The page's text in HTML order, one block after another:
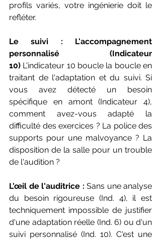
profils variés, votre ingénierie doit le
refléter.
Le suivi : L'accompagnement
personnalisé (Indicateur
10) L'indicateur 10 boucle la boucle en
traitant de l'adaptation et du suivi. Si
vous avez détecté un besoin
spécifique en amont (Indicateur 4),
comment avez-vous adapté la
difficulté des exercices ? La police des
supports pour une malvoyance ? La
disposition de la salle pour un trouble
de l'audition ?
L'œil de l'auditrice : Sans une analyse
du besoin rigoureuse (Ind. 4), il est
techniquement impossible de justifier
d'une adaptation réelle (Ind. 6) ou d'un
suivi personnalisé (Ind. 10). C'est une